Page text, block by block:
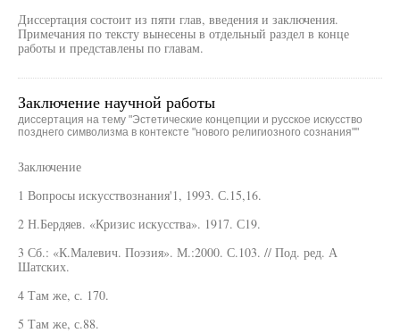
Диссертация состоит из пяти глав, введения и заключения.
Примечания по тексту вынесены в отдельный раздел в конце
работы и представлены по главам.
Заключение научной работы
диссертация на тему "Эстетические концепции и русское искусство
позднего символизма в контексте "нового религиозного сознания""
Заключение
1 Вопросы искусствознания'1, 1993. С.15,16.
2 Н.Бердяев. «Кризис искусства». 1917. С19.
3 Сб.: «К.Малевич. Поэзия». М.:2000. С.103. // Под. ред. А
Шатских.
4 Там же, с. 170.
5 Там же, с.88.